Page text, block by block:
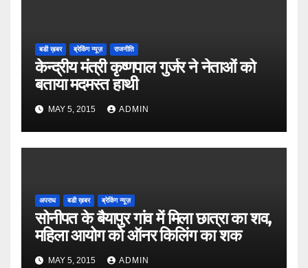
बडी ख़बर ब्रेकिंग न्यूज़ राजनीति
केन्द्रीय मंत्री कृष्णपाल गुर्जर ने नेताओं को
बताया मदमस्त हाथी
MAY 5, 2015 ADMIN
अपराध बडी ख़बर ब्रेकिंग न्यूज़
सोनीपत के बैयापुर गांव में मिला छात्रा का शव,
महिला आयोग को ऑनर किलिंग का शक
MAY 5, 2015 ADMIN